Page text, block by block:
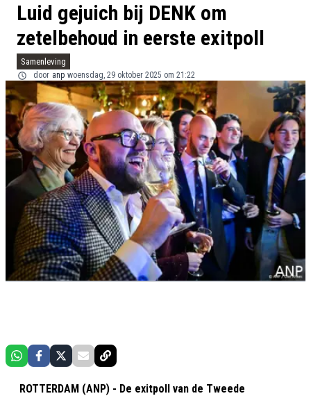
Luid gejuich bij DENK om
zetelbehoud in eerste exitpoll
Samenleving
door anp woensdag, 29 oktober 2025 om 21:22
ROTTERDAM (ANP) - De exitpoll van de Tweede